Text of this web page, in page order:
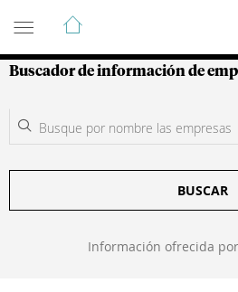
Guía de Empresas
Buscador de información de
BUSCAR
Información ofrecida